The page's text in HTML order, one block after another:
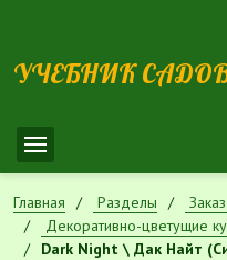
УЧЕБНИК
Главная Разделы
Декоративно-цветущие
Dark Night \ Дак Найт